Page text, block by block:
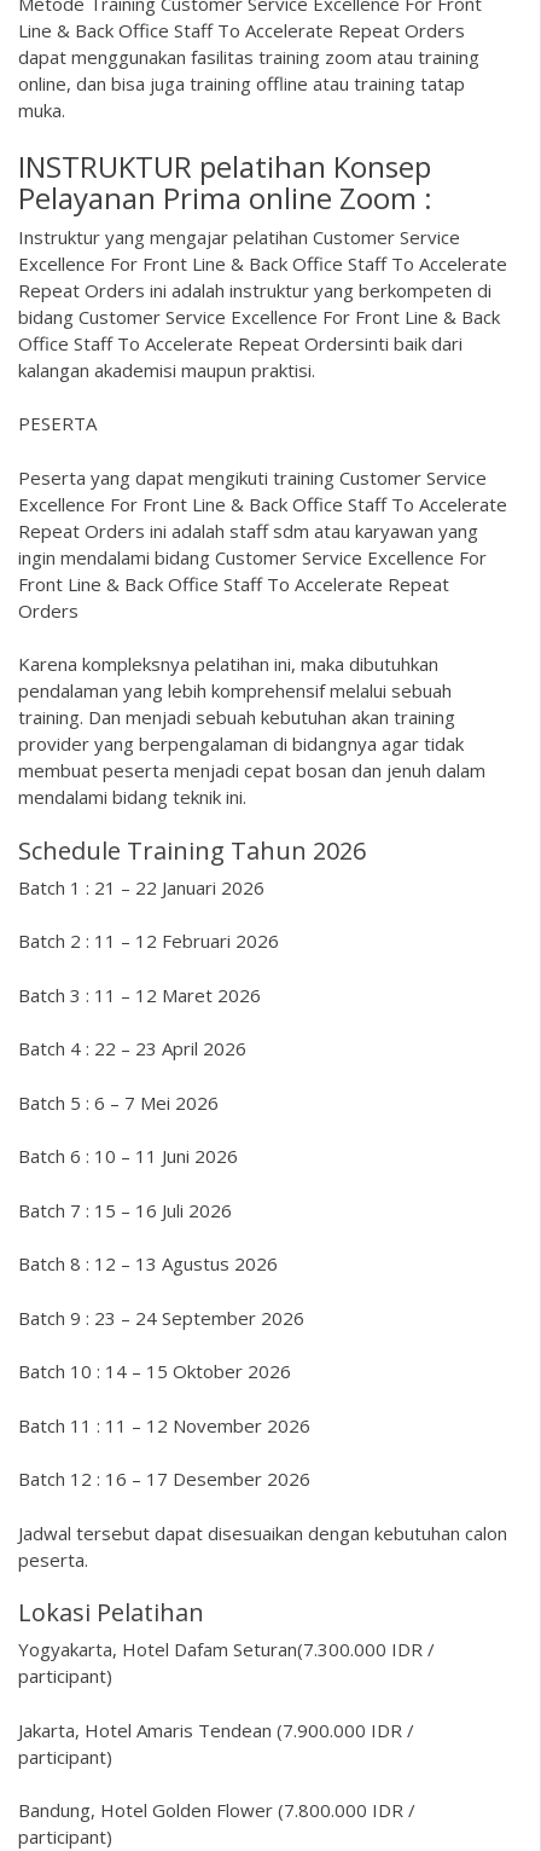
Line & Back Office Staff To Accelerate Repeat Orders
dapat menggunakan fasilitas training zoom atau training
online, dan bisa juga training offline atau training tatap
muka.
INSTRUKTUR pelatihan Konsep
Pelayanan Prima online Zoom :
Instruktur yang mengajar pelatihan Customer Service
Excellence For Front Line & Back Office Staff To Accelerate
Repeat Orders ini adalah instruktur yang berkompeten di
bidang Customer Service Excellence For Front Line & Back
Office Staff To Accelerate Repeat Ordersinti baik dari
kalangan akademisi maupun praktisi.
PESERTA
Peserta yang dapat mengikuti training Customer Service
Excellence For Front Line & Back Office Staff To Accelerate
Repeat Orders ini adalah staff sdm atau karyawan yang
ingin mendalami bidang Customer Service Excellence For
Front Line & Back Office Staff To Accelerate Repeat
Orders
Karena kompleksnya pelatihan ini, maka dibutuhkan
pendalaman yang lebih komprehensif melalui sebuah
training. Dan menjadi sebuah kebutuhan akan training
provider yang berpengalaman di bidangnya agar tidak
membuat peserta menjadi cepat bosan dan jenuh dalam
mendalami bidang teknik ini.
Schedule Training Tahun 2026
Batch 1 : 21 – 22 Januari 2026
Batch 2 : 11 – 12 Februari 2026
Batch 3 : 11 – 12 Maret 2026
Batch 4 : 22 – 23 April 2026
Batch 5 : 6 – 7 Mei 2026
Batch 6 : 10 – 11 Juni 2026
Batch 7 : 15 – 16 Juli 2026
Batch 8 : 12 – 13 Agustus 2026
Batch 9 : 23 – 24 September 2026
Batch 10 : 14 – 15 Oktober 2026
Batch 11 : 11 – 12 November 2026
Batch 12 : 16 – 17 Desember 2026
Jadwal tersebut dapat disesuaikan dengan kebutuhan calon
peserta.
Lokasi Pelatihan
Yogyakarta, Hotel Dafam Seturan(7.300.000 IDR /
participant)
Jakarta, Hotel Amaris Tendean (7.900.000 IDR /
participant)
Bandung, Hotel Golden Flower (7.800.000 IDR /
participant)